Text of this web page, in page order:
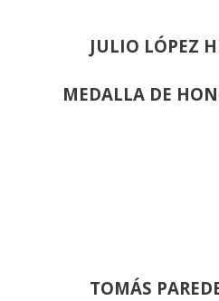
JULIO LÓPEZ
MEDALLA DE
TOMÁS